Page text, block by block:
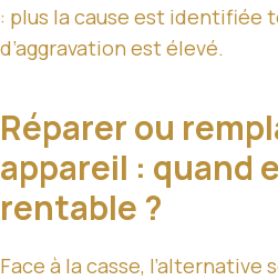
: plus la cause est identifiée
d’aggravation est élevé.
Réparer ou
appareil : quand
rentable ?
Face à la casse, l’alternative